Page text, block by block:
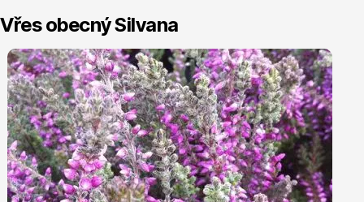
Jehličnany
Vřesovištní rostliny
Vřes obecný Silvana